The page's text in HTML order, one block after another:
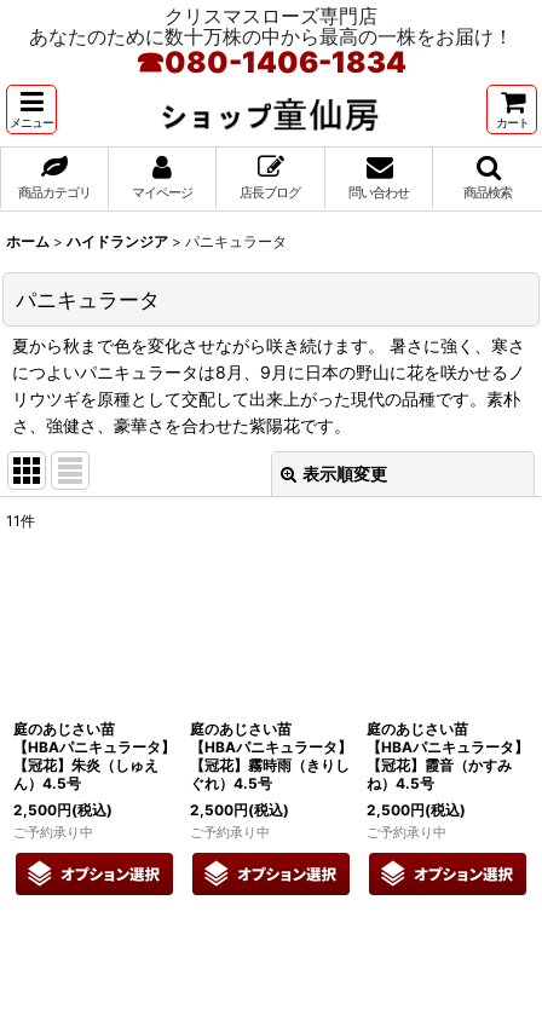
クリスマスローズ専門店
あなたのために数十万株の中から最高の一株をお届け！
☎080-1406-1834
メニュー カート
商品カテゴリ マイページ 店長ブログ 問い合わせ 商品検索
ホーム > ハイドランジア > パニキュラータ
パニキュラータ
夏から秋まで色を変化させながら咲き続けます。 暑さに強く、寒さ
につよいパニキュラータは8月、9月に日本の野山に花を咲かせるノ
リウツギを原種として交配して出来上がった現代の品種です。素朴
さ、強健さ、豪華さを合わせた紫陽花です。
表示順変更
絞り込む
11件
庭のあじさい苗
【HBAパニキュラータ】
【冠花】朱炎（しゅえ
ん）4.5号
2,500円(税込)
ご予約承り中
庭のあじさい苗
【HBAパニキュラータ】
【冠花】霧時雨（きりし
ぐれ）4.5号
2,500円(税込)
ご予約承り中
庭のあじさい苗
【HBAパニキュラータ】
【冠花】霞音（かすみ
ね）4.5号
2,500円(税込)
ご予約承り中